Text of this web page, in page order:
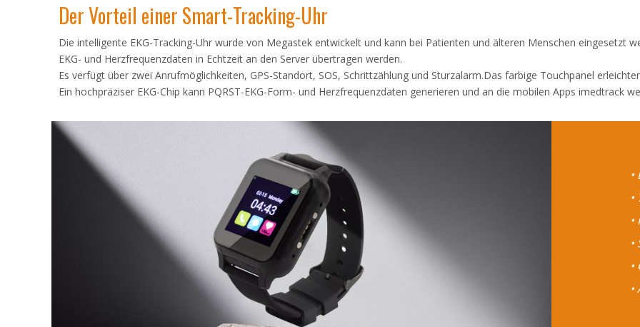
Der Vorteil einer Smart-Tracking-Uhr
Die intelligente EKG-Tracking-Uhr wurde von Megastek entwickelt und kann bei Patienten und älteren Menschen eingesetzt
EKG- und Herzfrequenzdaten in Echtzeit an den Server übertragen werden.
Es verfügt über zwei Anrufmöglichkeiten, GPS-Standort, SOS, Schrittzählung und Sturzalarm.Das farbige Touchpanel
Ein hochpräziser EKG-Chip kann PQRST-EKG-Form- und Herzfrequenzdaten generieren und an die mobilen Apps imedtrack